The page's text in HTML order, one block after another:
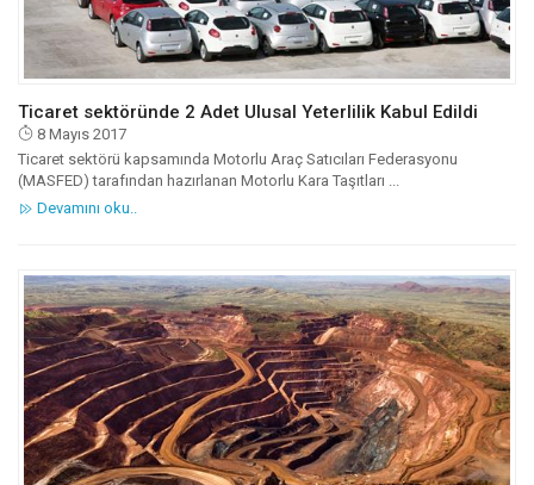
Ticaret sektöründe 2 Adet Ulusal Yeterlilik Kabul Edildi
8 Mayıs 2017
Ticaret sektörü kapsamında Motorlu Araç Satıcıları Federasyonu
(MASFED) tarafından hazırlanan Motorlu Kara Taşıtları ...
Devamını oku..